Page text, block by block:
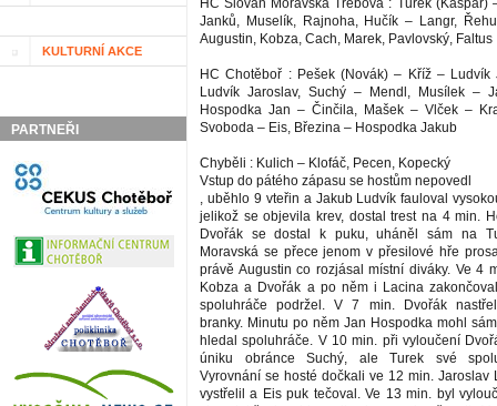
KULTURNÍ AKCE
PARTNEŘI
HC Slovan Moravská Třebová : Turek (Kašpar)
Janků, Muselík, Rajnoha, Hučík – Langr,
Augustin, Kobza, Cach, Marek, Pavlovský, Faltus
HC Chotěboř : Pešek (Novák) – Kříž – Ludvík
Ludvík Jaroslav, Suchý – Mendl, Musílek –
Hospodka Jan – Činčila, Mašek – Vlček –
Svoboda – Eis, Březina – Hospodka Jakub
Chyběli : Kulich – Klofáč, Pecen, Kopecký
Vstup do pátého zápasu se hostům nepovedl
, uběhlo 9 vteřin a Jakub Ludvík fauloval
jelikož se objevila krev, dostal trest na 4 min.
Dvořák se dostal k puku, uháněl sám na
Moravská se přece jenom v přesilové hře
právě Augustin co rozjásal místní diváky. Ve 4
Kobza a Dvořák a po něm i Lacina
spoluhráče podržel. V 7 min. Dvořák
branky. Minutu po něm Jan Hospodka mohl
hledal spoluhráče. V 10 min. při vyloučení
úniku obránce Suchý, ale Turek své
Vyrovnání se hosté dočkali ve 12 min. Jaroslav
vystřelil a Eis puk tečoval. Ve 13 min. byl